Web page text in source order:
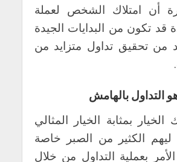
أن امتلاك الشخص لعملة
قد تكون من البدايات الجيدة
من تحقيق تداول متزايد من
هو التداول بالهامش
بمثابة الخيار المثالي
ليهم الكثير من الصبر خاصة
بعملية التداول من خلال